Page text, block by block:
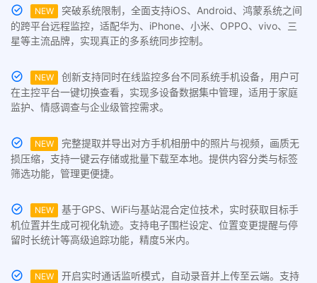
NEW
突破系统限制，全面支持iOS、Android、鸿蒙系统之间
的跨平台远程监控，适配华为、iPhone、小米、OPPO、vivo、三
星等主流品牌，实现真正的多系统同步控制。
NEW
创新支持同时在线监控多台不同系统手机设备，用户可
在主控平台一键切换查看，实现多设备数据集中管理，适用于家庭
监护、情感调查与企业级管控需求。
NEW
完整提取并导出对方手机相册中的照片与视频，画质无
损压缩，支持一键云存储或批量下载至本地。提供内容分类与标签
筛选功能，管理更便捷。
NEW
基于GPS、WiFi与基站混合定位技术，实时获取目标手
机位置并生成可视化轨迹。支持电子围栏设定、位置变更提醒与停
留时长统计等高级追踪功能，精度5米内。
NEW
开启实时通话监听模式，自动录音并上传至云端。支持